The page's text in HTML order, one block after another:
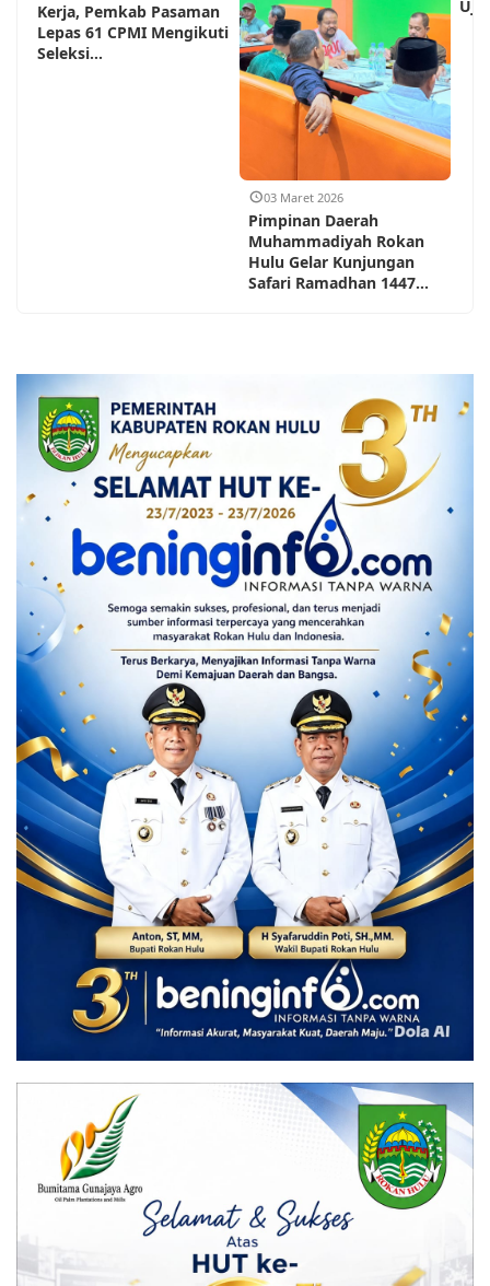
Kerja, Pemkab Pasaman
Lepas 61 CPMI Mengikuti
Seleksi...
03 Maret 2026
Pimpinan Daerah
Muhammadiyah Rokan
Hulu Gelar Kunjungan
Safari Ramadhan 1447...